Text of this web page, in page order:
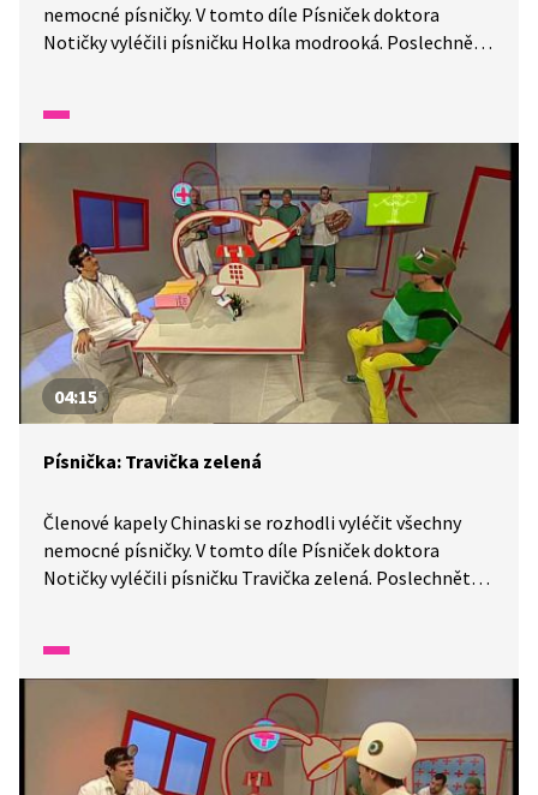
nemocné písničky. V tomto díle Písniček doktora
Notičky vyléčili písničku Holka modrooká. Poslechněte
04:15
Písnička: Travička zelená
Členové kapely Chinaski se rozhodli vyléčit všechny
nemocné písničky. V tomto díle Písniček doktora
Notičky vyléčili písničku Travička zelená. Poslechněte